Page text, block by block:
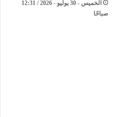
الخميس - 30 يوليو - 2026 / 12:31
صباحًا